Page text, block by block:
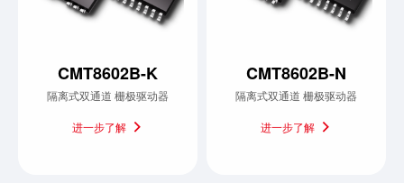
CMT8602B-K
隔离式双通道 栅极驱动器
进一步了解
CMT8602B-N
隔离式双通道 栅极驱动器
进一步了解